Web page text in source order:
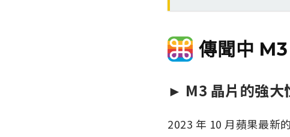
傳聞中
► M3 晶片的強大
2023 年 10 月蘋果最新